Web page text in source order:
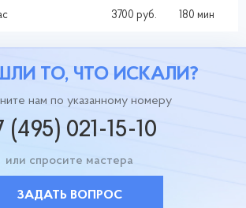
3700 руб. 180 мин
ТО, ЧТО ИСКАЛИ?
нам по указанному номеру
(495) 021-15-10
или спросите мастера
ЗАДАТЬ ВОПРОС